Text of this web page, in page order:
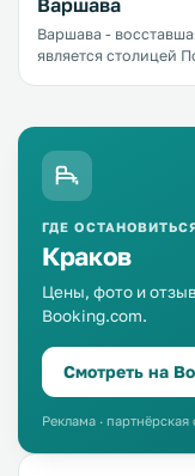
Варшава
Варшава - восставшая из пепла Уже
является столицей
ГДЕ
Краков
Цены, фото и
Booking.com.
Смотреть на
Реклама · партнёрская